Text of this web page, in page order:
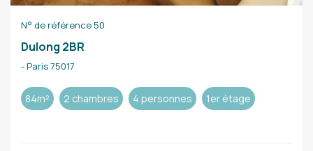
N° de référence 50
Dulong 2BR
- Paris 75017
84m² 2 chambres 4 personnes 1er étage